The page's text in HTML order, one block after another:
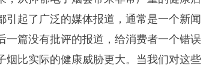
引起了广泛的媒体报道，通常是一个新闻
一篇没有批评的报道，给消费者一个错误
烟比实际的健康威胁更大。当我们对这些